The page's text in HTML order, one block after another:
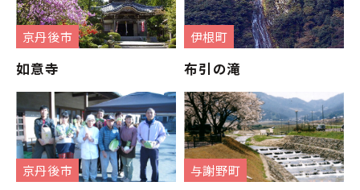
京丹後市
如意寺
伊根町
布引の滝
京丹後市 与謝野町